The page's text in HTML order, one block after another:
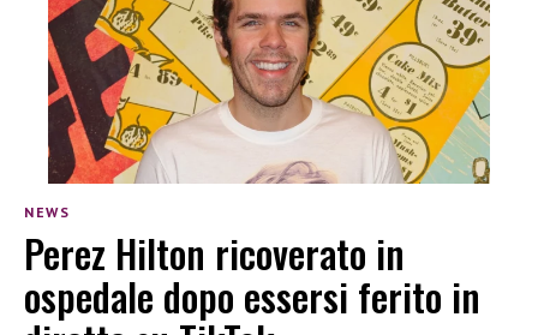
NEWS
Perez Hilton ricoverato in
ospedale dopo essersi ferito in